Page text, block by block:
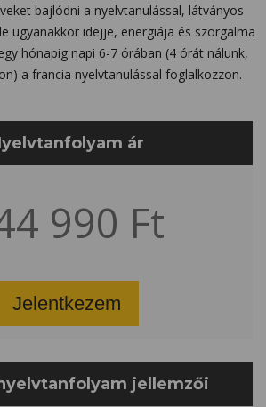
bajlódni a nyelvtanulással, látványos
ugyanakkor idejje, energiája és szorgalma
hónapig napi 6-7 órában (4 órát nálunk,
a francia nyelvtanulással foglalkozzon.
ár
990 Ft
Jelentkezem
jellemzői